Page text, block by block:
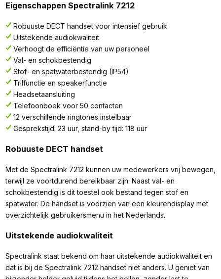
Eigenschappen Spectralink 7212
Robuuste DECT handset voor intensief gebruik
Uitstekende audiokwaliteit
Verhoogt de efficiëntie van uw personeel
Val- en schokbestendig
Stof- en spatwaterbestendig (IP54)
Trilfunctie en speakerfunctie
Headsetaansluiting
Telefoonboek voor 50 contacten
12 verschillende ringtones instelbaar
Gesprekstijd: 23 uur, stand-by tijd: 118 uur
Robuuste DECT handset
Met de Spectralink 7212 kunnen uw medewerkers vrij bewegen,
terwijl ze voortdurend bereikbaar zijn. Naast val- en
schokbestendig is dit toestel ook bestand tegen stof en
spatwater. De handset is voorzien van een kleurendisplay met
overzichtelijk gebruikersmenu in het Nederlands.
Uitstekende audiokwaliteit
Spectralink staat bekend om haar uitstekende audiokwaliteit en
dat is bij de Spectralink 7212 handset niet anders. U geniet van